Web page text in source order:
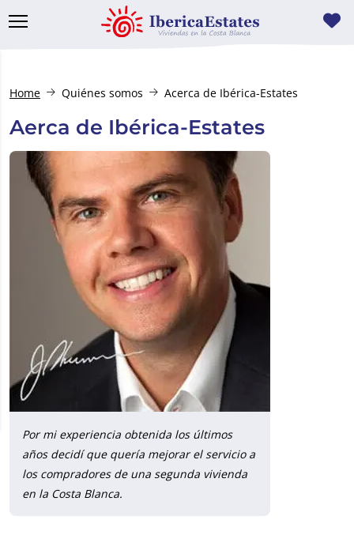
Home Quiénes somos Acerca de Ibérica-Estates
Aerca de Ibérica-Estates
Por mi experiencia obtenida los últimos
años decidí que quería mejorar el servicio a
los compradores de una segunda vivienda
en la Costa Blanca.